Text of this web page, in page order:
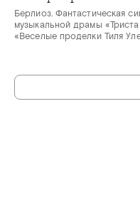
Берлиоз. Фантастическая
музыкальной драмы
«Веселые проделки Тиля